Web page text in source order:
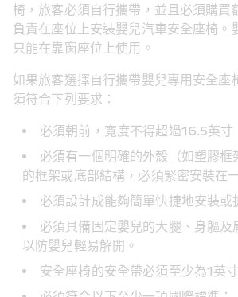
椅，旅客必須自行攜帶，並且必須購買
負責在座位上安裝嬰兒汽車安全座椅。
只能在靠窗座位上使用。
如果旅客選擇自行攜帶嬰兒專用安全座
須符合下列要求：
必須朝前，寬度不得超過16.5英寸
必須有一個明確的外殼（如塑膠框
的框架或底部結構，必須緊密安裝在
必須設計成能夠簡單快捷地安裝或
必須具備固定嬰兒的大腿、身軀及
以防嬰兒輕易解開。
安全座椅的安全帶必須至少為1英